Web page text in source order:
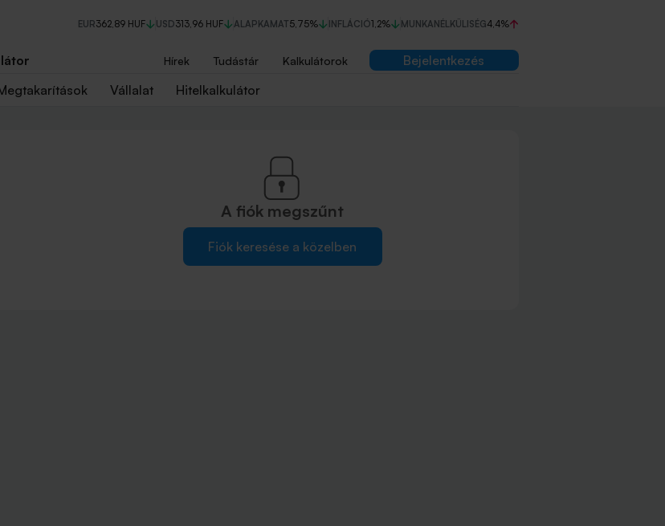
EUR362,89 HUF USD313,96 HUF ALAPKAMAT5,75% INFLÁCIÓ1,2% MUNKANÉLKÜLISÉG4,4%
Hírek Tudástár Kalkulátorok
Bejelentkezés
Vállalat Hitelkalkulátor
A fiók megszűnt
Fiók keresése a közelben